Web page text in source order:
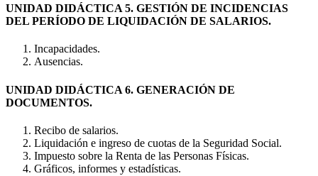
UNIDAD DIDÁCTICA 5. GESTIÓN DE INCIDENCIAS
DEL PERÍODO DE LIQUIDACIÓN DE SALARIOS.
Incapacidades.
Ausencias.
UNIDAD DIDÁCTICA 6. GENERACIÓN DE
DOCUMENTOS.
Recibo de salarios.
Liquidación e ingreso de cuotas de la Seguridad Social.
Impuesto sobre la Renta de las Personas Físicas.
Gráficos, informes y estadísticas.